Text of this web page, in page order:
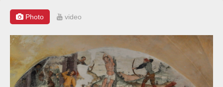
MUSEUMS
ITINERARIES
HOST
Photo video
Notice at collection
Your Privacy Choices